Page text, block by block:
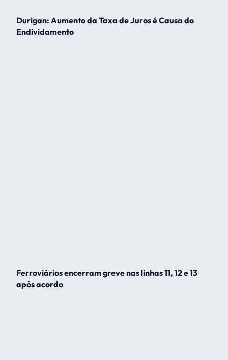
Durigan: Aumento da Taxa de Juros é Causa do
Endividamento
Ferroviários encerram greve nas linhas 11, 12 e 13
após acordo